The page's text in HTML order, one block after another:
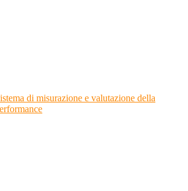
di misurazione e valutazione della